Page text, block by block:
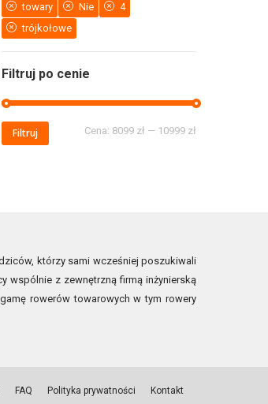
towary Nie
4
trójkołowe
Filtruj po cenie
Filtruj Cena: 8099 zł — 10999 zł
którzy sami wcześniej poszukiwali
wspólnie z zewnętrzną firmą inżynierską
rowerów towarowych w tym rowery
FAQ Polityka prywatności Kontakt